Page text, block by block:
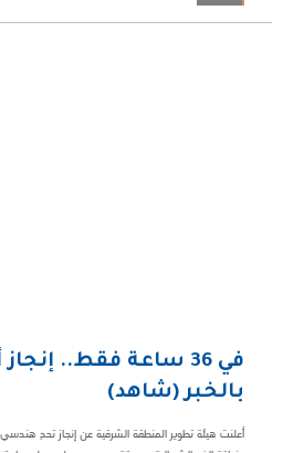
في 36 ساعة فقط..
بالخبر (شاهد)
أعلنت هيئة تطوير المنطقة الشرقية عن إنجاز تحدٍ